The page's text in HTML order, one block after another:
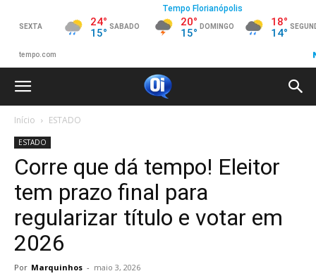
Início ESTADO
ESTADO
Corre que dá tempo! Eleitor
tem prazo final para
regularizar título e votar em
2026
Por Marquinhos - maio 3, 2026